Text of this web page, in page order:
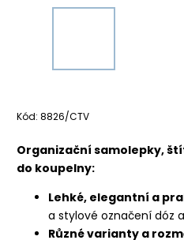
Kód: 8826/CTV
Organizační samolepky,
do koupelny:
Lehké, elegantní a
a stylové označení dóz
Různé varianty a